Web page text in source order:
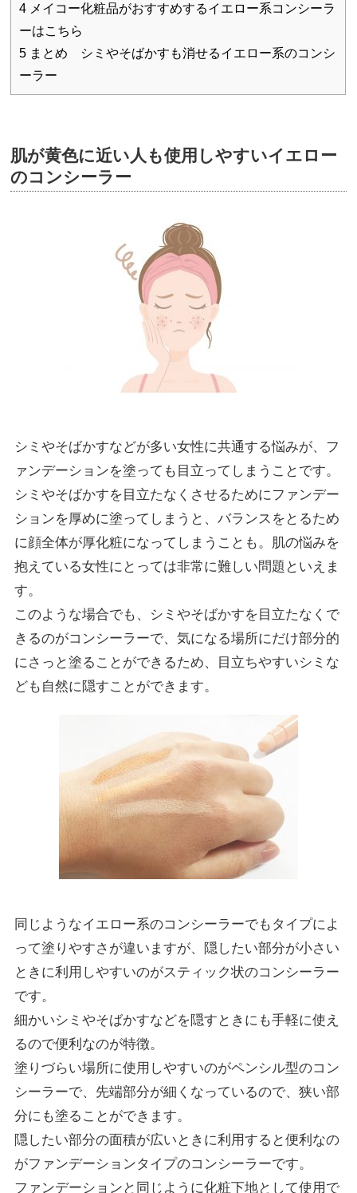
4 メイコー化粧品がおすすめするイエロー系コンシーラ
ーはこちら
5 まとめ シミやそばかすも消せるイエロー系のコンシ
ーラー
肌が黄色に近い人も使用しやすいイエロー
のコンシーラー
シミやそばかすなどが多い女性に共通する悩みが、フ
ァンデーションを塗っても目立ってしまうことです。
シミやそばかすを目立たなくさせるためにファンデー
ションを厚めに塗ってしまうと、バランスをとるため
に顔全体が厚化粧になってしまうことも。肌の悩みを
抱えている女性にとっては非常に難しい問題といえま
す。
このような場合でも、シミやそばかすを目立たなくで
きるのがコンシーラーで、気になる場所にだけ部分的
にさっと塗ることができるため、目立ちやすいシミな
ども自然に隠すことができます。
同じようなイエロー系のコンシーラーでもタイプによ
って塗りやすさが違いますが、隠したい部分が小さい
ときに利用しやすいのがスティック状のコンシーラー
です。
細かいシミやそばかすなどを隠すときにも手軽に使え
るので便利なのが特徴。
塗りづらい場所に使用しやすいのがペンシル型のコン
シーラーで、先端部分が細くなっているので、狭い部
分にも塗ることができます。
隠したい部分の面積が広いときに利用すると便利なの
がファンデーションタイプのコンシーラーです。
ファンデーションと同じように化粧下地として使用で